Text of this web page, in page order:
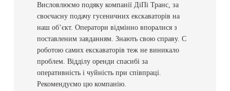
Висловлюємо подяку компанії ДіПі Транс, за
своєчасну подачу гусеничних екскаваторів на
наш об’єкт. Оператори відмінно впоралися з
поставленим завданням. Знають свою справу. С
роботою самих екскаваторів теж не виникало
проблем. Відділу оренди спасибі за
оперативність і чуйність при співпраці.
Рекомендуємо цю компанію.